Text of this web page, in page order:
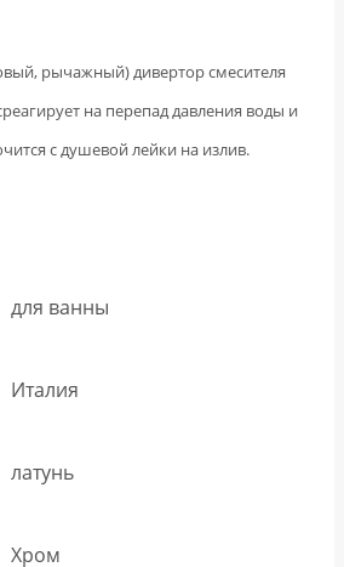
рычажный) дивертор смесителя
на перепад давления воды и
с душевой лейки на излив.
для ванны
Италия
латунь
Хром